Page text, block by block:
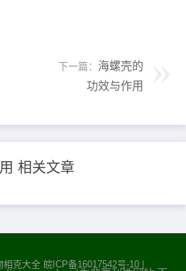
下一篇： 海螺壳的
功效与作用
相关文章
相克大全 皖ICP备16017542号-10|